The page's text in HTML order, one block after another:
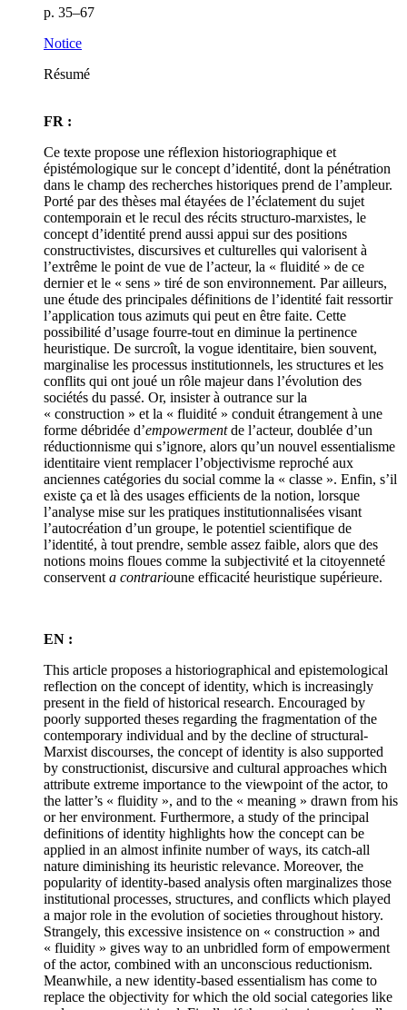
p. 35–67
Notice
Résumé
FR :
Ce texte propose une réflexion historiographique et
épistémologique sur le concept d’identité, dont la pénétration
dans le champ des recherches historiques prend de l’ampleur.
Porté par des thèses mal étayées de l’éclatement du sujet
contemporain et le recul des récits structuro-marxistes, le
concept d’identité prend aussi appui sur des positions
constructivistes, discursives et culturelles qui valorisent à
l’extrême le point de vue de l’acteur, la « fluidité » de ce
dernier et le « sens » tiré de son environnement. Par ailleurs,
une étude des principales définitions de l’identité fait ressortir
l’application tous azimuts qui peut en être faite. Cette
possibilité d’usage fourre-tout en diminue la pertinence
heuristique. De surcroît, la vogue identitaire, bien souvent,
marginalise les processus institutionnels, les structures et les
conflits qui ont joué un rôle majeur dans l’évolution des
sociétés du passé. Or, insister à outrance sur la
« construction » et la « fluidité » conduit étrangement à une
forme débridée d’empowerment de l’acteur, doublée d’un
réductionnisme qui s’ignore, alors qu’un nouvel essentialisme
identitaire vient remplacer l’objectivisme reproché aux
anciennes catégories du social comme la « classe ». Enfin, s’il
existe ça et là des usages efficients de la notion, lorsque
l’analyse mise sur les pratiques institutionnalisées visant
l’autocréation d’un groupe, le potentiel scientifique de
l’identité, à tout prendre, semble assez faible, alors que des
notions moins floues comme la subjectivité et la citoyenneté
conservent a contrarioune efficacité heuristique supérieure.
EN :
This article proposes a historiographical and epistemological
reflection on the concept of identity, which is increasingly
present in the field of historical research. Encouraged by
poorly supported theses regarding the fragmentation of the
contemporary individual and by the decline of structural-
Marxist discourses, the concept of identity is also supported
by constructionist, discursive and cultural approaches which
attribute extreme importance to the viewpoint of the actor, to
the latter’s « fluidity », and to the « meaning » drawn from his
or her environment. Furthermore, a study of the principal
definitions of identity highlights how the concept can be
applied in an almost infinite number of ways, its catch-all
nature diminishing its heuristic relevance. Moreover, the
popularity of identity-based analysis often marginalizes those
institutional processes, structures, and conflicts which played
a major role in the evolution of societies throughout history.
Strangely, this excessive insistence on « construction » and
« fluidity » gives way to an unbridled form of empowerment
of the actor, combined with an unconscious reductionism.
Meanwhile, a new identity-based essentialism has come to
replace the objectivity for which the old social categories like